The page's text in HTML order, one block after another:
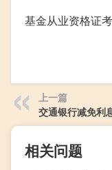
基金从业资格证
上一篇
交通银行减免利
相关问题